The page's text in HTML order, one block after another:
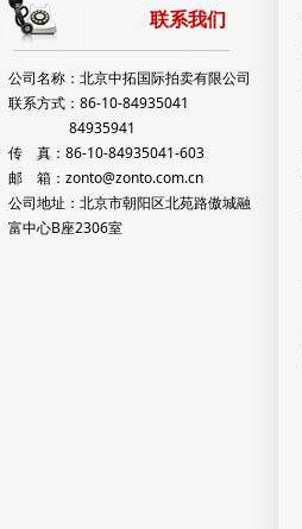
联系我们
公司名称：北京中拓国际拍卖有限公司
联系方式：86-10-84935041
84935941
传 真：86-10-84935041-603
邮 箱：zonto@zonto.com.cn
公司地址：北京市朝阳区北苑路傲城融
富中心B座2306室